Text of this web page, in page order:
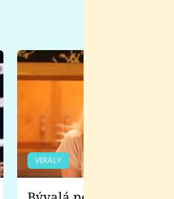
VIRÁLY